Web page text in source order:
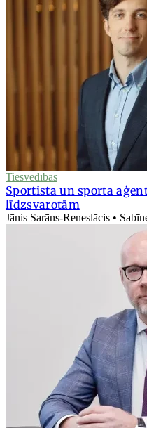
Tiesvedības
Sportista un sporta
līdzsvarotām
Jānis Sarāns-Reneslācis •